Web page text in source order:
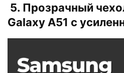
5. Прозрачный
Galaxy A51 с